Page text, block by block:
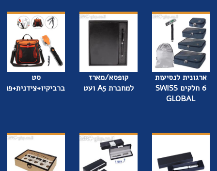
ארגונית לנסיעות
6 חלקים SWISS
GLOBAL
קופסא/מארז
למחברת A5 ועט
סט